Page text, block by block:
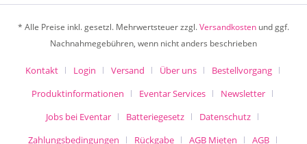
* Alle Preise inkl. gesetzl. Mehrwertsteuer zzgl.Versandkosten und ggf.
Nachnahmegebühren, wenn nicht anders beschrieben
Kontakt Login Versand Über uns
Bestellvorgang
Produktinformationen
Eventar Services
Newsletter
Jobs bei Eventar
Batteriegesetz
Datenschutz
Zahlungsbedingungen
Rückgabe AGB Mieten AGB